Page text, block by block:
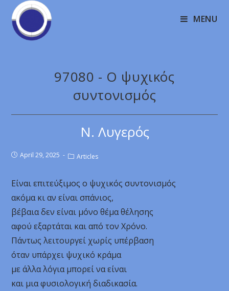
MENU
97080 - Ο ψυχικός
συντονισμός
Ν. Λυγερός
April 29, 2025 Articles
Είναι επιτεύξιμος ο ψυχικός συντονισμός
ακόμα κι αν είναι σπάνιος,
βέβαια δεν είναι μόνο θέμα θέλησης
αφού εξαρτάται και από τον Χρόνο.
Πάντως λειτουργεί χωρίς υπέρβαση
όταν υπάρχει ψυχικό κράμα
με άλλα λόγια μπορεί να είναι
και μια φυσιολογική διαδικασία.